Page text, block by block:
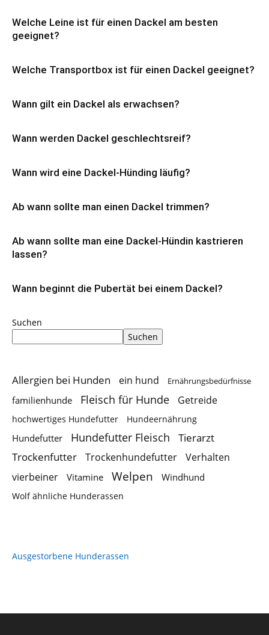
Welche Leine ist für einen Dackel am besten
geeignet?
Welche Transportbox ist für einen Dackel geeignet?
Wann gilt ein Dackel als erwachsen?
Wann werden Dackel geschlechtsreif?
Wann wird eine Dackel-Hünding läufig?
Ab wann sollte man einen Dackel trimmen?
Ab wann sollte man eine Dackel-Hündin kastrieren
lassen?
Wann beginnt die Pubertät bei einem Dackel?
Suchen
Suchen
Allergien bei Hunden ein hund Ernährungsbedürfnisse
familienhunde Fleisch für Hunde Getreide
hochwertiges Hundefutter Hundeernährung
Hundefutter Hundefutter Fleisch
Tierarzt
Trockenfutter
Trockenhundefutter
Verhalten
vierbeiner
Vitamine Welpen Windhund
Wolf ähnliche Hunderassen
Ausgestorbene Hunderassen